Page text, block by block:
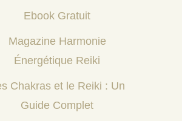
Ebook Gratuit
Magazine Harmonie
Énergétique Reiki
Chakras et le Reiki : Un
Guide Complet